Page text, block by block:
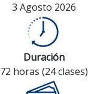
3 Agosto 2026
Duración
72 horas (24 clases)